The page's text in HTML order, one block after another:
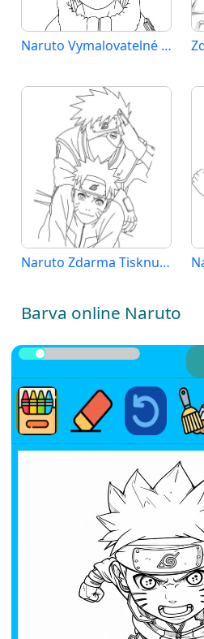
Naruto Vymalovatelné pro Děti
Naruto Zdarma Tisknutelný
Barva online Naruto